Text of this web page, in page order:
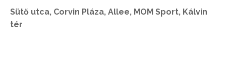
Sütő utca, Corvin Pláza, Allee, MOM Sport, Kálvin
tér